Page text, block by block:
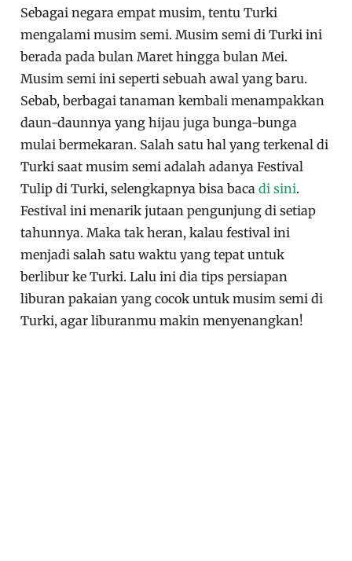
Sebagai negara empat musim, tentu Turki
mengalami musim semi. Musim semi di Turki ini
berada pada bulan Maret hingga bulan Mei.
Musim semi ini seperti sebuah awal yang baru.
Sebab, berbagai tanaman kembali menampakkan
daun-daunnya yang hijau juga bunga-bunga
mulai bermekaran. Salah satu hal yang terkenal di
Turki saat musim semi adalah adanya Festival
Tulip di Turki, selengkapnya bisa bacadi sini.
Festival ini menarik jutaan pengunjung di setiap
tahunnya. Maka tak heran, kalau festival ini
menjadi salah satu waktu yang tepat untuk
berlibur ke Turki. Lalu ini dia tips persiapan
liburan pakaian yang cocok untuk musim semi di
Turki, agar liburanmu makin menyenangkan!